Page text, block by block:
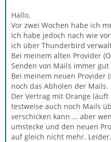
Hallo,
Vor zwei Wochen habe ich
Ich habe jedoch nach wie
ich über Thunderbird
Bei meinem alten Provider
Senden von Mails immer gut
Bei meinem neuen Provider
noch das Abholen der Mails.
Der Vertrag mit Orange läuft
testweise auch noch Mails
verschicken kann ... aber
umstecke und den neuen
auf gleich nicht mehr. Leider.